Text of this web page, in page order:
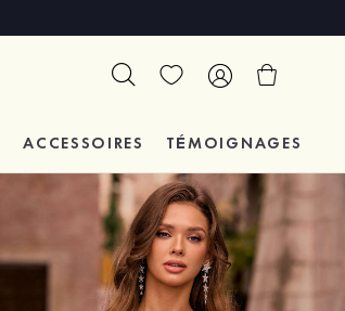
ACCESSOIRES TÉMOIGNAGES